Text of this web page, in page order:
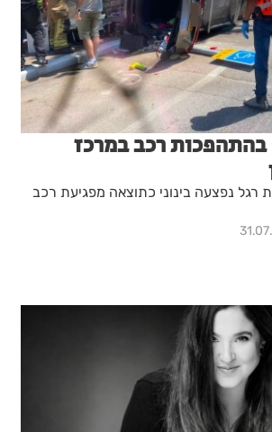
בהתהפכות רכב במרכז
רגל נפצעה בינוני כתוצאה מפגיעת רכב